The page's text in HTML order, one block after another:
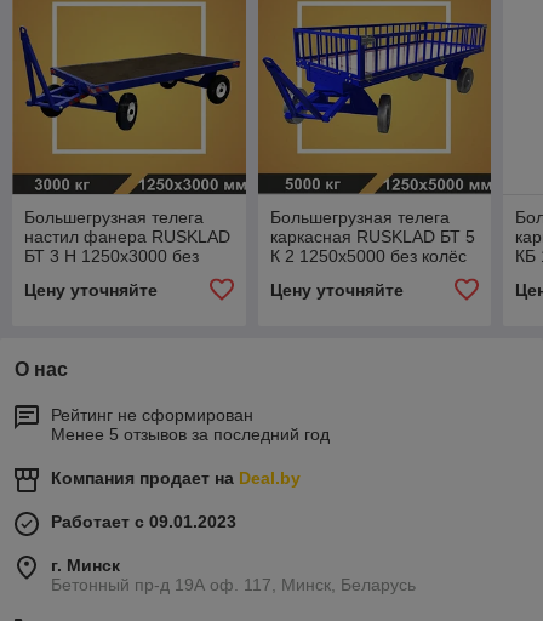
Большегрузная телега
настил фанера RUSKLAD
БТ 3 Н 1250х3000 без
Цену уточняйте
Большегрузная телега
каркасная RUSKLAD БТ 5
К 2 1250х5000 без колёс
Цену уточняйте
КБ
О нас
Рейтинг не сформирован
Менее 5 отзывов за последний год
Компания продает на Deal.by
Работает с 09.01.2023
г. Минск
Бетонный пр-д 19А оф. 117, Минск, Беларусь